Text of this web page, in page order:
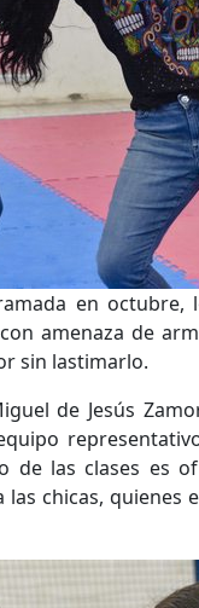
en octubre,
amenaza de
sin lastimarlo.
de Jesús
de las clases es
chicas, quienes